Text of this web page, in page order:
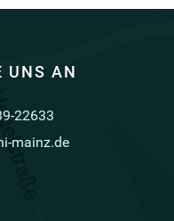
UNS AN
22633
mainz.de